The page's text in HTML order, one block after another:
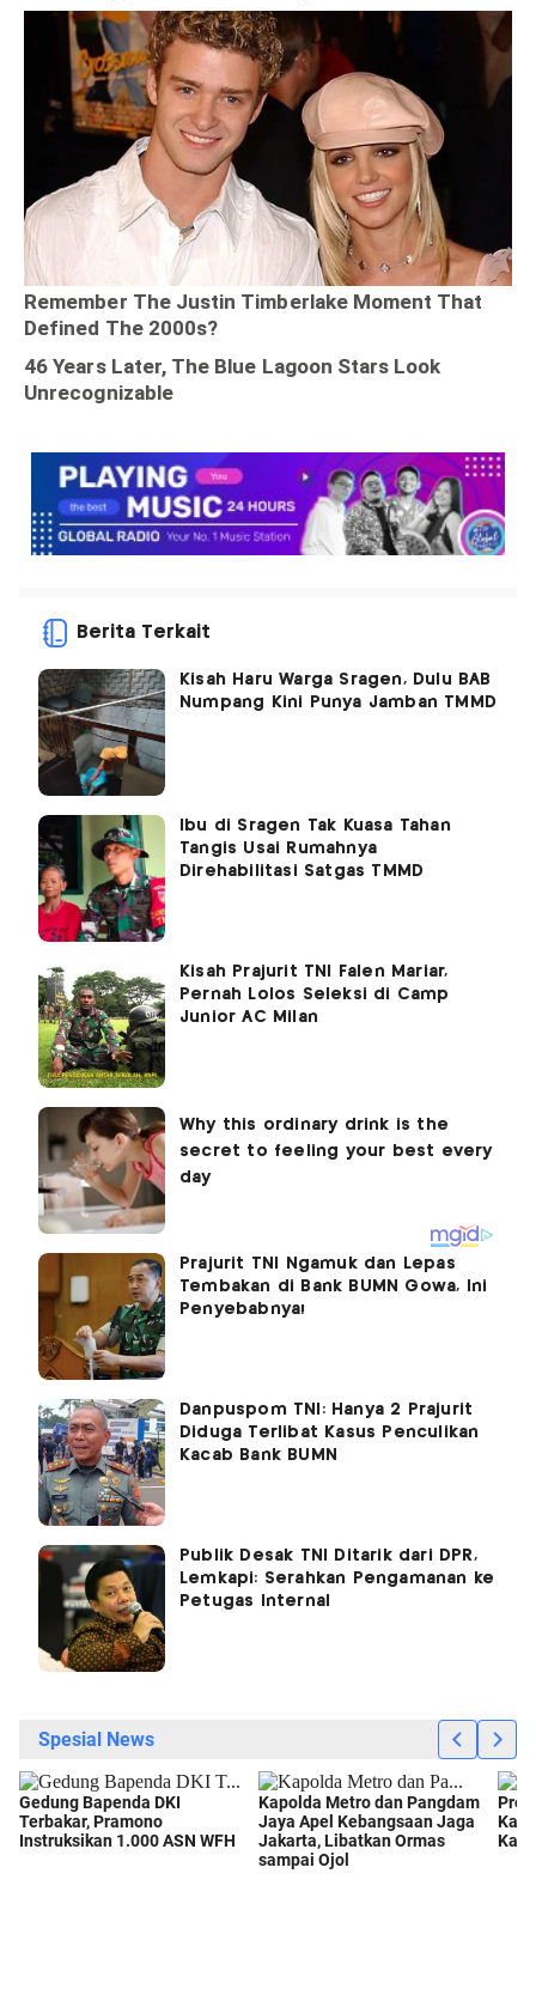
Berita Terkait
Kisah Haru Warga Sragen, Dulu BAB
Numpang Kini Punya Jamban TMMD
Ibu di Sragen Tak Kuasa Tahan
Tangis Usai Rumahnya
Direhabilitasi Satgas TMMD
Kisah Prajurit TNI Falen Mariar,
Pernah Lolos Seleksi di Camp
Junior AC Milan
Prajurit TNI Ngamuk dan Lepas
Tembakan di Bank BUMN Gowa, Ini
Penyebabnya!
Danpuspom TNI: Hanya 2 Prajurit
Diduga Terlibat Kasus Penculikan
Kacab Bank BUMN
Publik Desak TNI Ditarik dari DPR,
Lemkapi: Serahkan Pengamanan ke
Petugas Internal